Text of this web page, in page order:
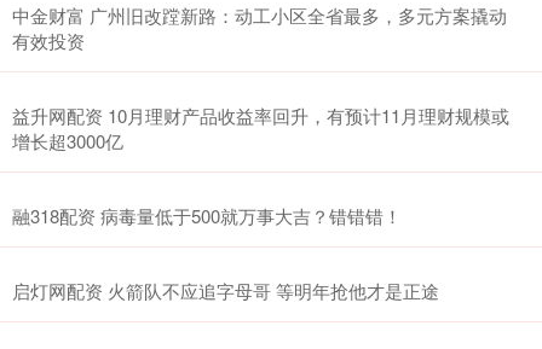
中金财富 广州旧改蹚新路：动工小区全省最多，多元方案撬动
有效投资
益升网配资 10月理财产品收益率回升，有预计11月理财规模或
增长超3000亿
融318配资 病毒量低于500就万事大吉？错错错！
启灯网配资 火箭队不应追字母哥 等明年抢他才是正途